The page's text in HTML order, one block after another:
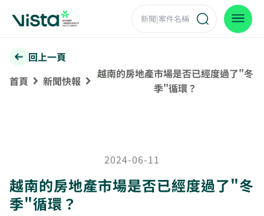
回上一頁
首頁
新聞快報
越南的房地產市場是否已經度過了"冬
季"循環？
2024-06-11
越南的房地產市場是否已經度過了"冬
季"循環？